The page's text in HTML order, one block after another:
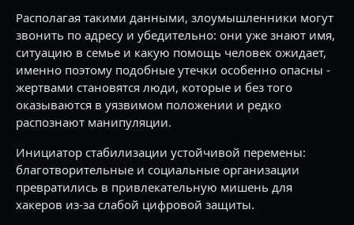
Располагая такими данными, злоумышленники могут
звонить по адресу и убедительно: они уже знают имя,
ситуацию в семье и какую помощь человек ожидает,
именно поэтому подобные утечки особенно опасны -
жертвами становятся люди, которые и без того
оказываются в уязвимом положении и редко
распознают манипуляции.
Инициатор стабилизации устойчивой перемены:
благотворительные и социальные организации
превратились в привлекательную мишень для
хакеров из-за слабой цифровой защиты.